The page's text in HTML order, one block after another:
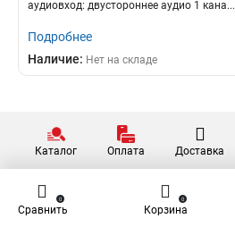
аудиовход: двустороннее аудио 1 кана...
Подробнее
Наличие: Нет на складе
Каталог Оплата Доставка
Сравнить
0
Корзина
0